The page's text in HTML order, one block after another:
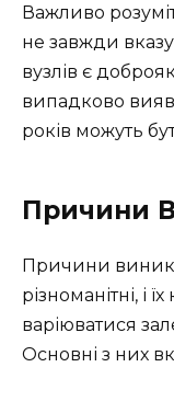
Важливо
не завжди
вузлів є
випадково
років можуть
Причини
Причини
різноманітні, і
варіюватися
Основні з них